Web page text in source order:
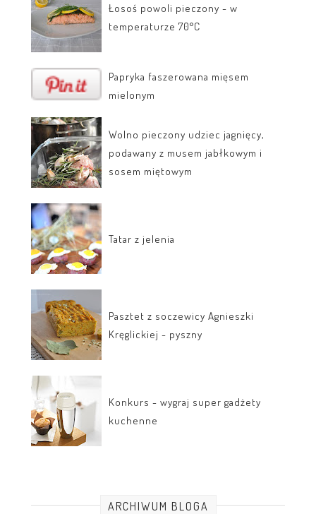
Łosoś powoli pieczony - w
temperaturze 70°C
Papryka faszerowana mięsem
mielonym
Wolno pieczony udziec jagnięcy,
podawany z musem jabłkowym i
sosem miętowym
Tatar z jelenia
Pasztet z soczewicy Agnieszki
Kręglickiej - pyszny
Konkurs - wygraj super gadżety
kuchenne
ARCHIWUM BLOGA